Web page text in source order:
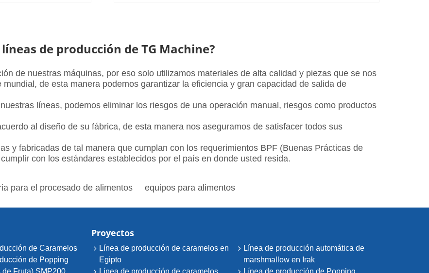
de producción de TG Machine?
de nuestras máquinas, por eso solo utilizamos materiales de alta calidad y piezas que se nos
de esta manera podemos garantizar la eficiencia y gran capacidad de salida de
líneas, podemos eliminar los riesgos de una operación manual, riesgos como productos
al diseño de su fábrica, de esta manera nos aseguramos de satisfacer todos sus
y fabricadas de tal manera que cumplan con los requerimientos BPF (Buenas Prácticas de
con los estándares establecidos por el país en donde usted resida.
para el procesado de alimentos equipos para alimentos
de Caramelos
de Popping
de Fruta) SMP200
Proyectos
Línea de producción de caramelos en
Egipto
Línea de producción automática de
marshmallow en Irak
Línea de producción de caramelos
Línea de producción de Popping